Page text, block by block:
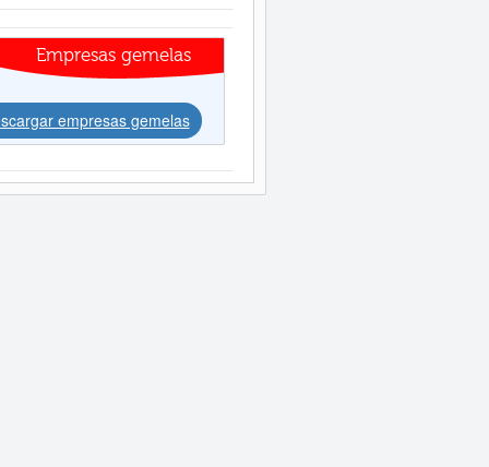
Empresas gemelas
empresas gemelas